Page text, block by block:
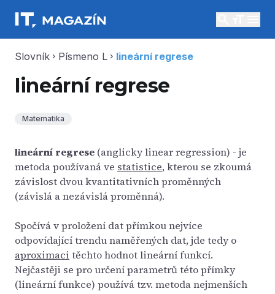
Slovník chevron_right Písmeno L chevron_right lineární regrese
lineární regrese
Matematika
lineární regrese (anglicky linear regression) - je
metoda používaná ve statistice, kterou se zkoumá
závislost dvou kvantitativních proměnných
(závislá a nezávislá proměnná).
Spočívá v proložení dat přímkou nejvíce
odpovídající trendu naměřených dat, jde tedy o
aproximaci těchto hodnot lineární funkcí.
Nejčastěji se pro určení parametrů této přímky
(lineární funkce) používá tzv. metoda nejmenších